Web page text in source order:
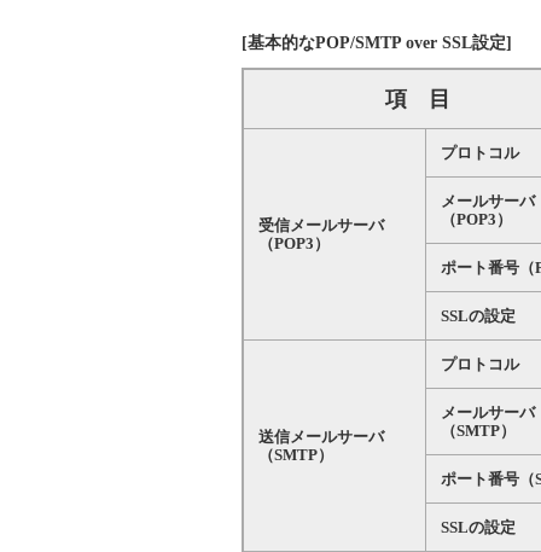
[基本的なPOP/SMTP over SSL設定]
項目
受信メールサーバ
（POP3）
プロトコル
メールサーバ
（POP3）
ポート番号（
SSLの設定
送信メールサーバ
（SMTP）
プロトコル
メールサーバ
（SMTP）
ポート番号（
SSLの設定